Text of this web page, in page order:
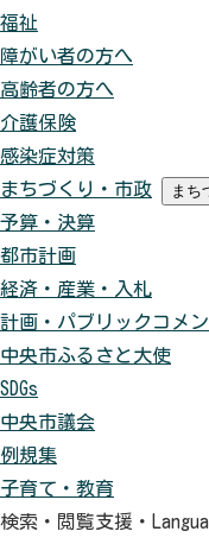
福祉
障がい者の方へ
高齢者の方へ
介護保険
感染症対策
まちづくり・市政
まち
予算・決算
都市計画
経済・産業・入札
計画・パブリックコメ
中央市ふるさと大使
SDGs
中央市議会
例規集
子育て・教育
検索・閲覧支援・